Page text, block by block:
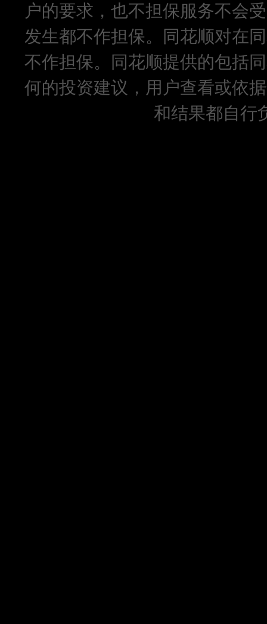
户的要求，也不担保服务不会
发生都不作担保。同花顺对在
不作担保。同花顺提供的包括
何的投资建议，用户查看或依
和结果都自行